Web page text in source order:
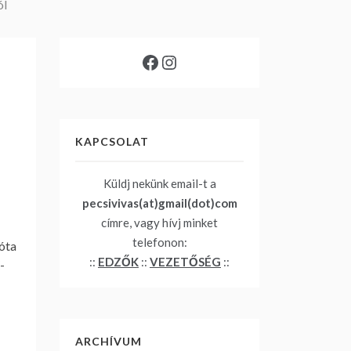
Facebook
Instagram
KAPCSOLAT
Küldj nekünk email-t a
pecsivivas(at)gmail(dot)com
címre, vagy hívj minket
telefonon:
:: EDZŐK :: VEZETŐSÉG ::
ARCHÍVUM